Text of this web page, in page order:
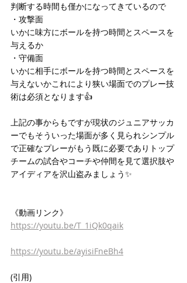
判断する時間も僅かになってきているので
・攻撃面
いかに味方にボールを持つ時間とスペースを
与えるか
・守備面
いかに相手にボールを持つ時間とスペースを
与えないかこれにより狭い場面でのプレー技
術は必須となります👍
上記の事からもですが現状のジュニアサッカ
ーでもそういった場面が多く見られシンプル
で正確なプレーがもう既に必要でありトップ
チームの試合やコーチや仲間を見て選択肢や
アイディアを沢山盗みましょう✨
《動画リンク》
https://youtu.be/T_1iQk0qaik
https://youtu.be/ayisiFneBh4
(引用)